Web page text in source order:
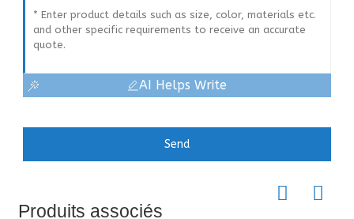
AI Helps Write
Send
Produits associés